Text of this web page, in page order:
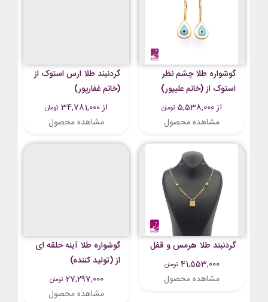
گوشواره طلا چشم نظر
استوک از (خانم علیپور)
از 5,538,000
تومان
مشاهده محصول
گردنبند طلا ارس استوک از
(خانم غفارپور)
از 34,781,000
تومان
مشاهده محصول
گردنبند طلا هرمس و قفل
41,553,000 تومان
مشاهده محصول
گوشواره طلا آینه حلقه ای
از (تولید کننده)
27,297,000 تومان
مشاهده محصول